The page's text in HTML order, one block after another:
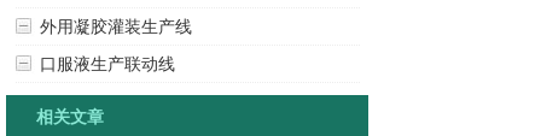
外用凝胶灌装生产线
口服液生产联动线
相关文章